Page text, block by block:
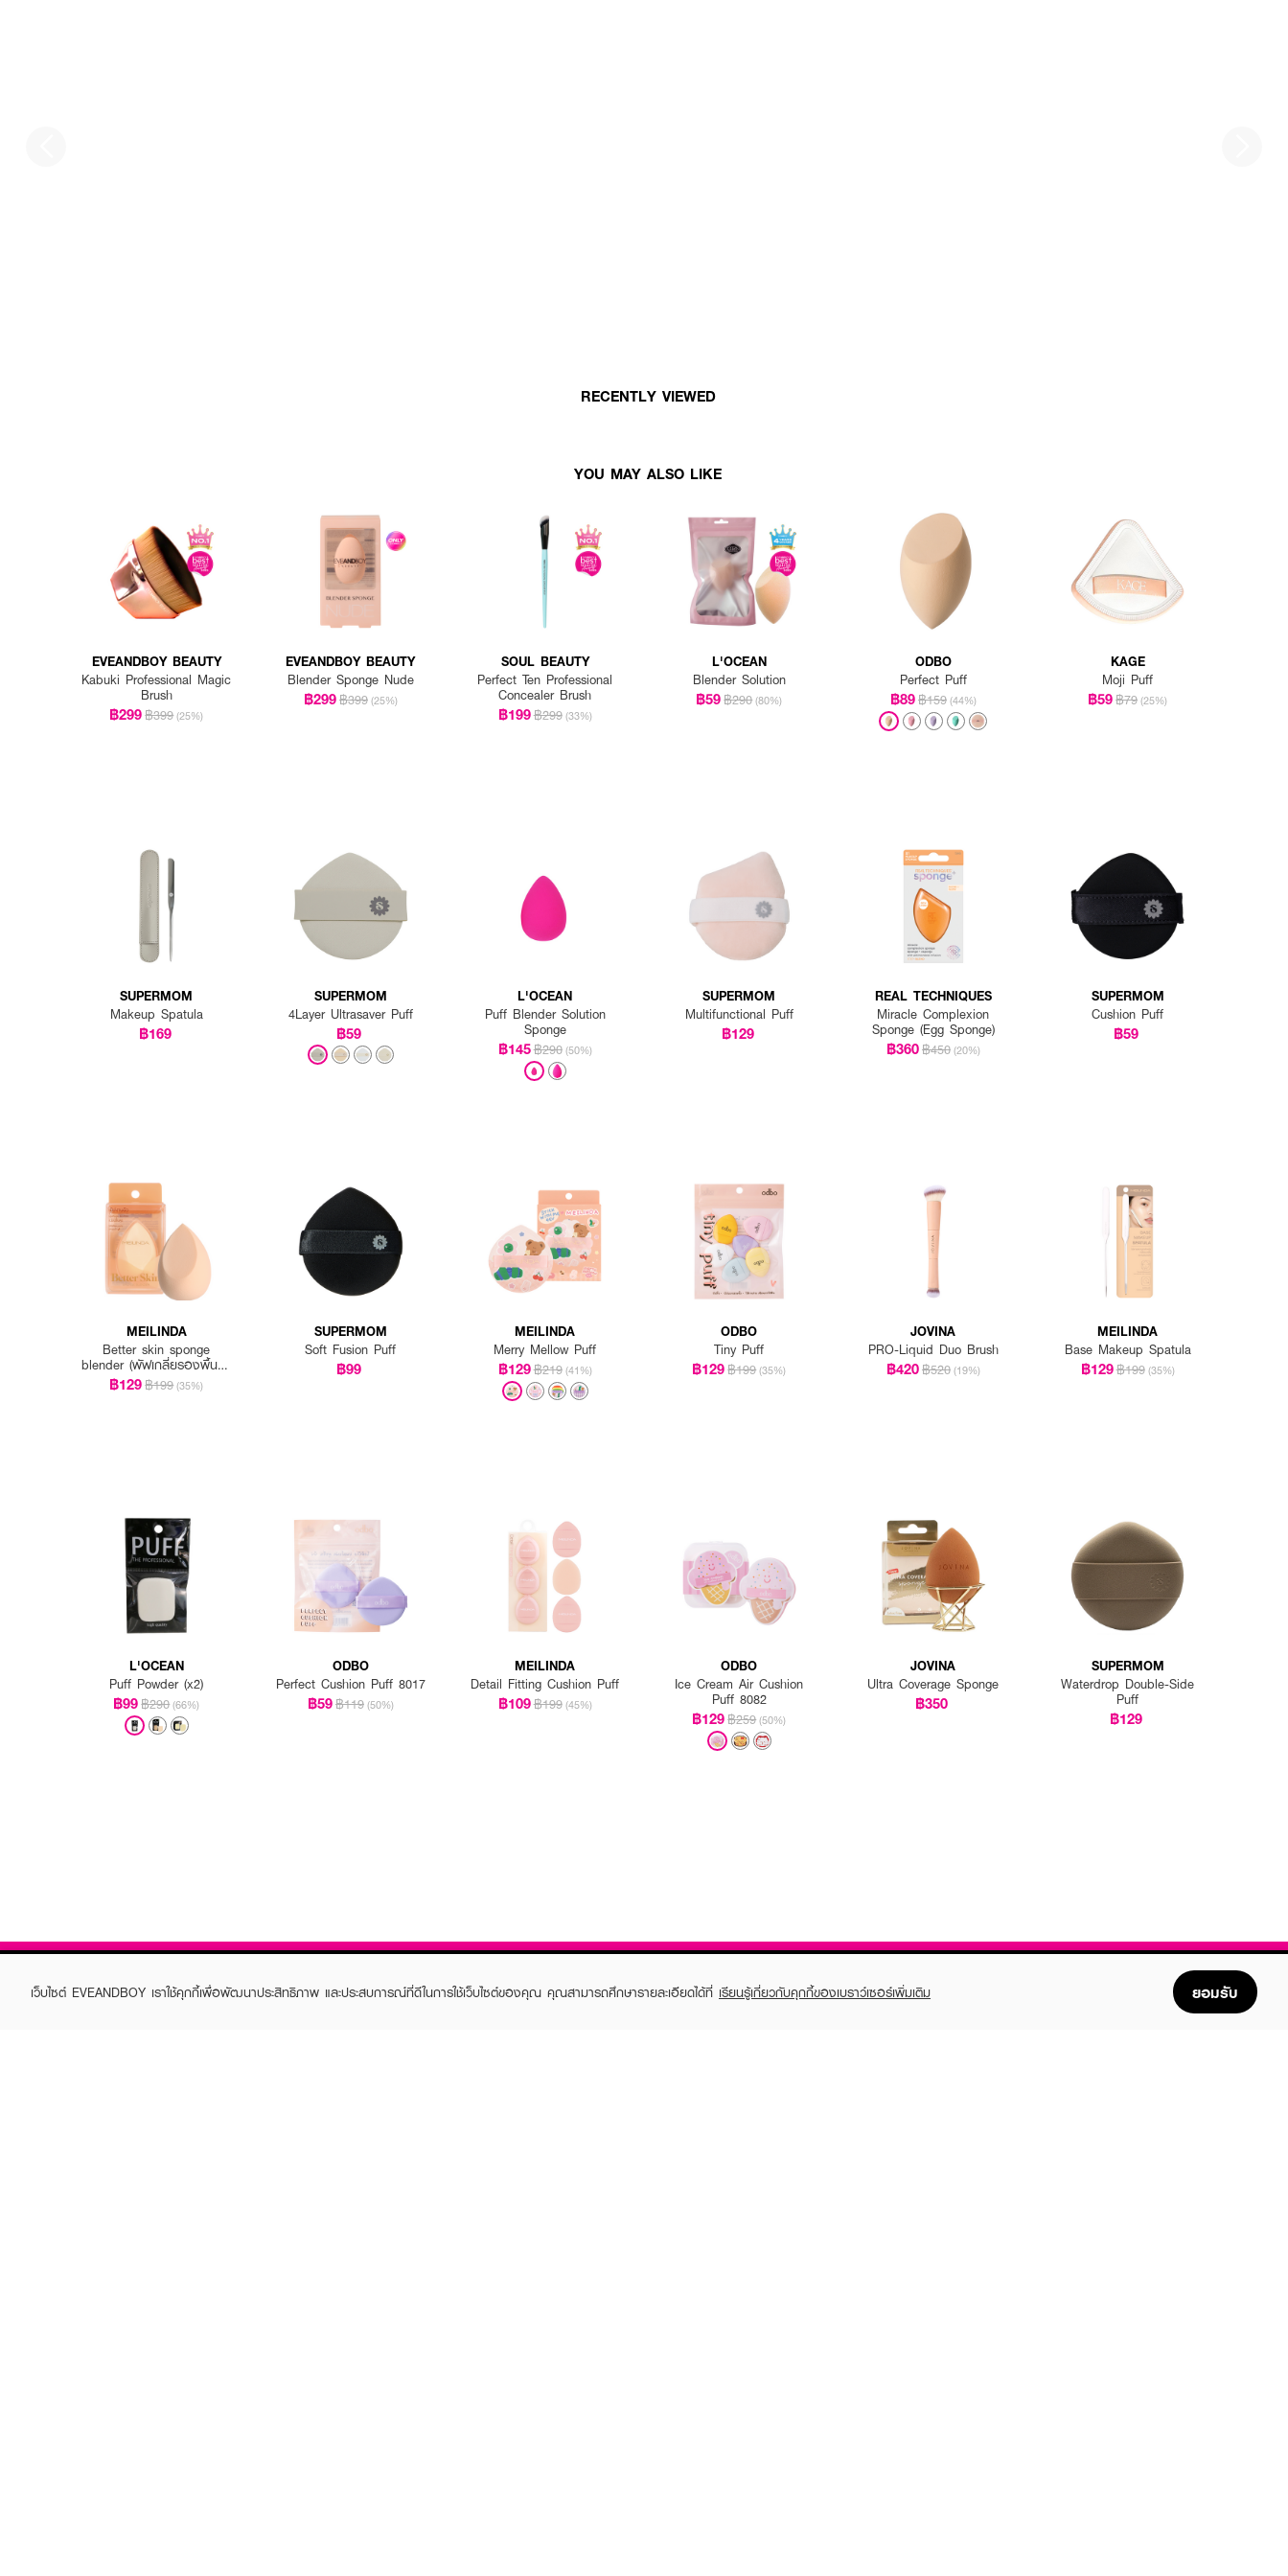
RECENTLY VIEWED
YOU MAY ALSO LIKE
EVEANDBOY BEAUTY
Kabuki Professional Magic
Brush
฿299฿399 (25%)
EVEANDBOY BEAUTY
Blender Sponge Nude
฿299฿399 (25%)
SOUL BEAUTY
Perfect Ten Professional
Concealer Brush
฿199฿299 (33%)
L'OCEAN
Blender Solution
฿59฿290 (80%)
ODBO
Perfect Puff
฿89฿159 (44%)
KAGE
Moji Puff
฿59฿79 (25%)
SUPERMOM
Makeup Spatula
฿169
SUPERMOM
4Layer Ultrasaver Puff
฿59
L'OCEAN
Puff Blender Solution
Sponge
฿145฿290 (50%)
SUPERMOM
Multifunctional Puff
฿129
REAL TECHNIQUES
Miracle Complexion
Sponge (Egg Sponge)
฿360฿450 (20%)
SUPERMOM
Cushion Puff
฿59
MEILINDA
Better skin sponge
blender (พัฟเกลี่ยรองพื้นรูป
ไข่)
฿129฿199 (35%)
SUPERMOM
Soft Fusion Puff
฿99
MEILINDA
Merry Mellow Puff
฿129฿219 (41%)
ODBO
Tiny Puff
฿129฿199 (35%)
JOVINA
PRO-Liquid Duo Brush
฿420฿520 (19%)
MEILINDA
Base Makeup Spatula
฿129฿199 (35%)
L'OCEAN
Puff Powder (x2)
฿99฿290 (66%)
ODBO
Perfect Cushion Puff 8017
฿59฿119 (50%)
MEILINDA
Detail Fitting Cushion Puff
฿109฿199 (45%)
ODBO
Ice Cream Air Cushion
Puff 8082
฿129฿259 (50%)
JOVINA
Ultra Coverage Sponge
฿350
SUPERMOM
Waterdrop Double-Side
Puff
฿129
เว็บไซต์ EVEANDBOY เราใช้คุกกี้เพื่อพัฒนาประสิทธิภาพ และประสบการณ์ที่ดีในการใช้เว็บไซต์ของคุณ คุณสามารถศึกษารายละเอียดได้ที่ เรียนรู้เกี่ยวกับคุกกี้ของเบราว์เซอร์เพิ่มเติม ยอมรับ